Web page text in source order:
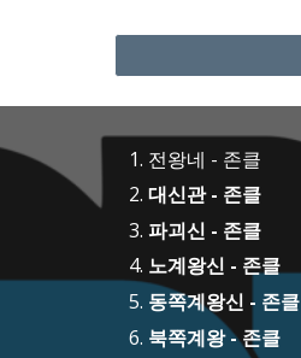
전왕네 - 존클
대신관 - 존클
파괴신 - 존클
노계왕신 - 존클
동쪽계왕신 - 존클
북쪽계왕 - 존클